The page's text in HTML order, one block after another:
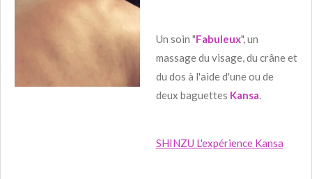
Un soin "Fabuleux", un
massage du visage, du crâne et
du dos à l'aide d'une ou de
deux baguettes Kansa.
SHINZU L'expérience Kansa